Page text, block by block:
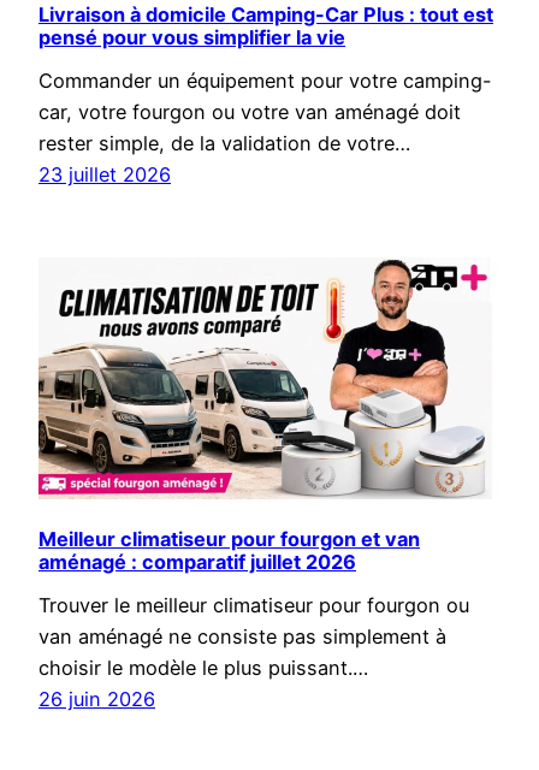
Livraison à domicile Camping-Car Plus : tout est
pensé pour vous simplifier la vie
Commander un équipement pour votre camping-
car, votre fourgon ou votre van aménagé doit
rester simple, de la validation de votre…
23 juillet 2026
Meilleur climatiseur pour fourgon et van
aménagé : comparatif juillet 2026
Trouver le meilleur climatiseur pour fourgon ou
van aménagé ne consiste pas simplement à
choisir le modèle le plus puissant.…
26 juin 2026